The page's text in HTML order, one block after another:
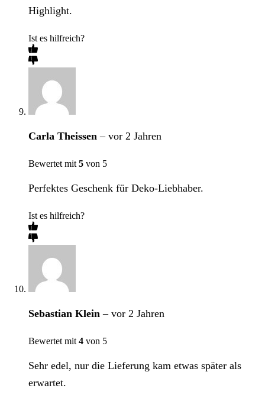
Highlight.
Ist es hilfreich?
Carla Theissen– vor 2 Jahren
Bewertet mit 5 von 5
Perfektes Geschenk für Deko-Liebhaber.
Ist es hilfreich?
Sebastian Klein– vor 2 Jahren
Bewertet mit 4 von 5
Sehr edel, nur die Lieferung kam etwas später als
erwartet.